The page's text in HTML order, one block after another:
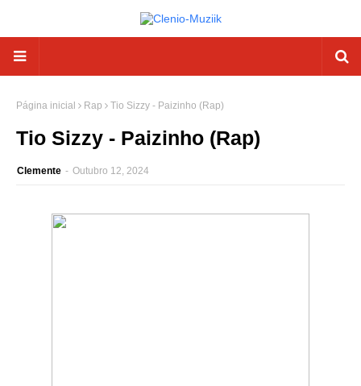
Página inicial Rap Tio Sizzy - Paizinho (Rap)
Tio Sizzy - Paizinho (Rap)
Clemente - Outubro 12, 2024